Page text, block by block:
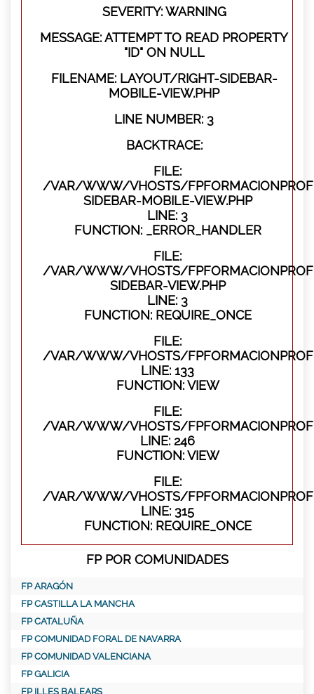
SEVERITY: WARNING
MESSAGE: ATTEMPT TO READ PROPERTY
"ID" ON NULL
FILENAME: LAYOUT/RIGHT-SIDEBAR-
MOBILE-VIEW.PHP
LINE NUMBER: 3
BACKTRACE:
FILE:
/VAR/WWW/VHOSTS/
SIDEBAR-MOBILE-VIEW.PHP
LINE: 3
FUNCTION: _ERROR_HANDLER
FILE:
/VAR/WWW/VHOSTS/
SIDEBAR-VIEW.PHP
LINE: 3
FUNCTION: REQUIRE_ONCE
FILE:
/VAR/WWW/VHOSTS/
LINE: 133
FUNCTION: VIEW
FILE:
/VAR/WWW/VHOSTS/
LINE: 246
FUNCTION: VIEW
FILE:
/VAR/WWW/VHOSTS/
LINE: 315
FUNCTION: REQUIRE_ONCE
FP POR COMUNIDADES
FP ARAGÓN
FP CASTILLA LA MANCHA
FP CATALUÑA
FP COMUNIDAD FORAL DE NAVARRA
FP COMUNIDAD VALENCIANA
FP GALICIA
FP ILLES BALEARS